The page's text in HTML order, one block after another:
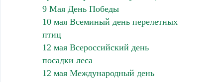
9 Мая День Победы
10 мая Всеминый день перелетных
птиц
12 мая Всероссийский день
посадки леса
12 мая Международный день